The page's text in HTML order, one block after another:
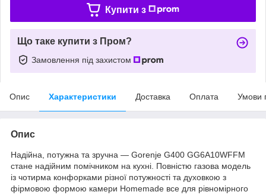
Купити з
Що таке купити з Пром?
Замовлення під захистом
Опис Характеристики Доставка Оплата Умови
Опис
Надійна, потужна та зручна — Gorenje G400 GG6A10WFFM
стане надійним помічником на кухні. Повністю газова модель
із чотирма конфорками різної потужності та духовкою з
фірмовою формою камери Homemade все для рівномірного